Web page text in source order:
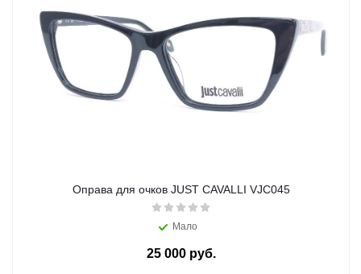
Оправа для очков JUST CAVALLI VJC045
Мало
25 000 руб.